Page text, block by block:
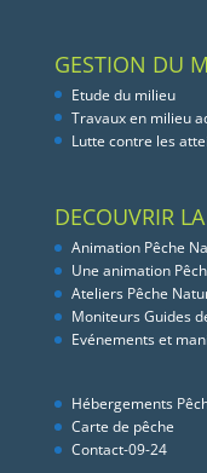
GESTION DU
Etude du milieu
Travaux en milieu
Lutte contre les
DECOUVRIR
Animation Pêche
Une animation
Ateliers Pêche
Moniteurs Guides
Evénements et
Hébergements
Carte de pêche
Contact-09-24